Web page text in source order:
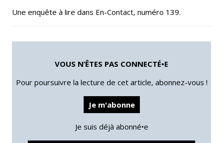
Une enquête à lire dans En-Contact, numéro 139.
VOUS N’ÊTES PAS CONNECTÉ•E
Pour poursuivre la lecture de cet article, abonnez-vous !
Je m'abonne
Je suis déjà abonné•e